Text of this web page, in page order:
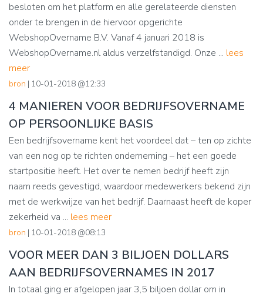
besloten om het platform en alle gerelateerde diensten
onder te brengen in de hiervoor opgerichte
WebshopOvername B.V. Vanaf 4 januari 2018 is
WebshopOvername.nl aldus verzelfstandigd. Onze ... lees
meer
bron | 10-01-2018 @12:33
4 MANIEREN VOOR BEDRIJFSOVERNAME
OP PERSOONLIJKE BASIS
Een bedrijfsovername kent het voordeel dat – ten op zichte
van een nog op te richten onderneming – het een goede
startpositie heeft. Het over te nemen bedrijf heeft zijn
naam reeds gevestigd, waardoor medewerkers bekend zijn
met de werkwijze van het bedrijf. Daarnaast heeft de koper
zekerheid va ... lees meer
bron | 10-01-2018 @08:13
VOOR MEER DAN 3 BILJOEN DOLLARS
AAN BEDRIJFSOVERNAMES IN 2017
In totaal ging er afgelopen jaar 3,5 biljoen dollar om in